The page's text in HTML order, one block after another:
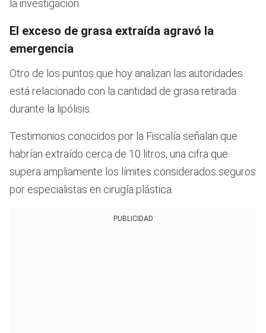
la investigación.
El exceso de grasa extraída agravó la
emergencia
Otro de los puntos que hoy analizan las autoridades
está relacionado con la cantidad de grasa retirada
durante la lipólisis.
Testimonios conocidos por la Fiscalía señalan que
habrían extraído cerca de 10 litros, una cifra que
supera ampliamente los límites considerados seguros
por especialistas en cirugía plástica.
PUBLICIDAD